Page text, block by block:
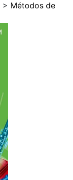
> Métodos de